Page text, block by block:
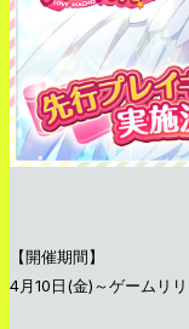
【開催期間】
4月10日(金)～ゲームリ